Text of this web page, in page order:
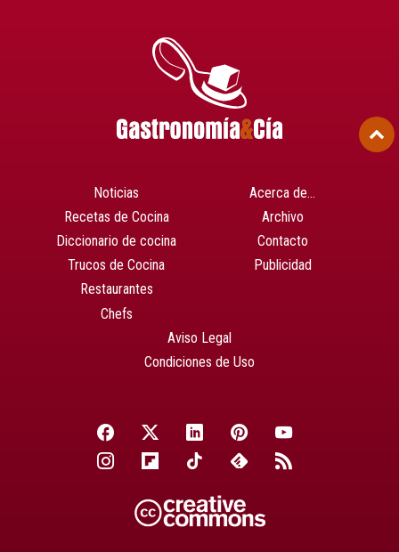
Noticias
Recetas de Cocina
Diccionario de cocina
Trucos de Cocina
Restaurantes
Chefs
Acerca de…
Archivo
Contacto
Publicidad
Aviso Legal
Condiciones de Uso